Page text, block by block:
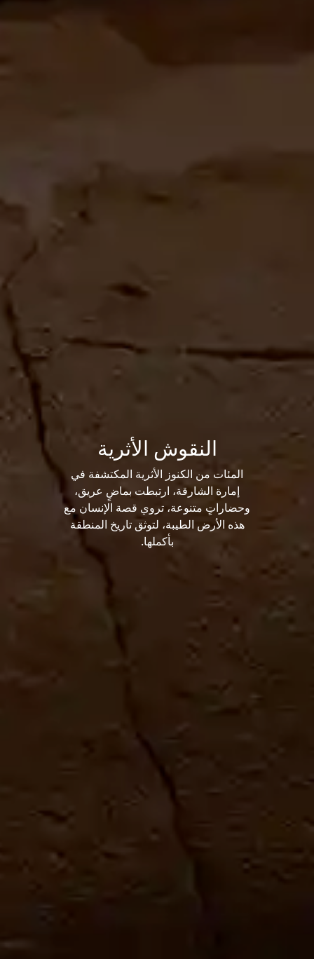
النقوش الأثرية
المئات من الكنوز الأثرية المكتشفة في
إمارة الشارقة، ارتبطت بماضٍ عريق،
وحضاراتٍ متنوعة، تروي قصة الإنسان مع
هذه الأرض الطيبة، لتوثق تاريخ المنطقة
بأكملها.